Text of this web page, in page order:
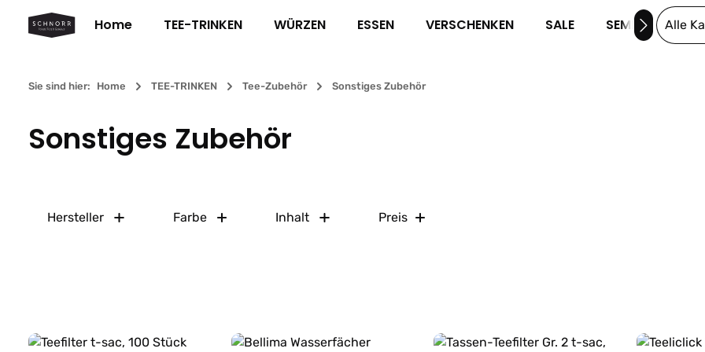
Hauptinhalt springen
Zur Suche springen
Zur Hauptnavigation springen
Home TEE-TRINKEN WÜRZEN ESSEN VERSCHENKEN SALE SEMINAREAlle
Sie sind hier: Home TEE-TRINKEN Tee-Zubehör Sonstiges Zubehör
Sonstiges Zubehör
Hersteller Farbe Inhalt Preis